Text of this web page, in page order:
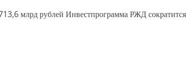
млрд рублей Инвестпрограмма РЖД